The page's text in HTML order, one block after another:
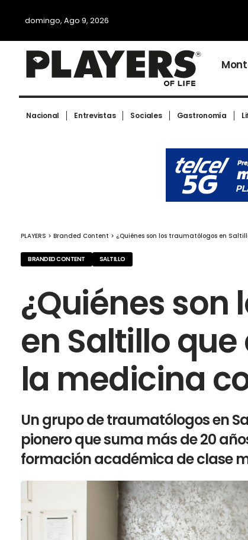
domingo, Ago 9, 2026
Nacional Entrevistas Sociales Gastronomía
PLAYERS > Branded Content > ¿Quiénes son los traumatólogos en
BRANDED CONTENT SALTILLO
¿Quiénes
en Saltillo
la medicina
Un grupo de traumatólogos en
pionero que suma más de 20
formación académica de clase